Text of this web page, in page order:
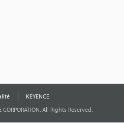
KEYENCE
All Rights Reserved.